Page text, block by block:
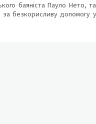
баяніста Пауло
безкорисливу допомогу у